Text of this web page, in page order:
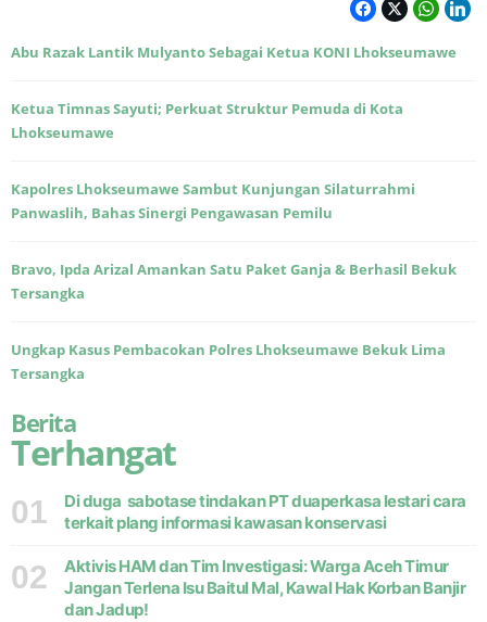
Abu Razak Lantik Mulyanto Sebagai Ketua KONI Lhokseumawe
Ketua Timnas Sayuti; Perkuat Struktur Pemuda di Kota
Lhokseumawe
Kapolres Lhokseumawe Sambut Kunjungan Silaturrahmi
Panwaslih, Bahas Sinergi Pengawasan Pemilu
Bravo, Ipda Arizal Amankan Satu Paket Ganja & Berhasil Bekuk
Tersangka
Ungkap Kasus Pembacokan Polres Lhokseumawe Bekuk Lima
Tersangka
Berita
Terhangat
01
Di duga sabotase tindakan PT duaperkasa lestari cara
terkait plang informasi kawasan konservasi
02
Aktivis HAM dan Tim Investigasi: Warga Aceh Timur
Jangan Terlena Isu Baitul Mal, Kawal Hak Korban Banjir
dan Jadup!